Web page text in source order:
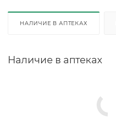
НАЛИЧИЕ В АПТЕКАХ
Наличие в аптеках